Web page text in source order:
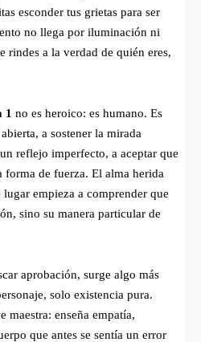
esconder tus grietas para ser
no llega por iluminación ni
rindes a la verdad de quién eres,
1 no es heroico: es humano. Es
a sostener la mirada
reflejo imperfecto, a aceptar que
de fuerza. El alma herida
lugar empieza a comprender que
sino su manera particular de
aprobación, surge algo más
solo existencia pura.
maestra: enseña empatía,
que antes se sentía un error